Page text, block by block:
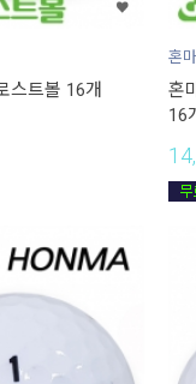
스트볼 16개
혼마
혼
16